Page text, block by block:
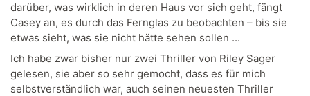
darüber, was wirklich in deren Haus vor sich geht, fängt
Casey an, es durch das Fernglas zu beobachten – bis sie
etwas sieht, was sie nicht hätte sehen sollen ...
Ich habe zwar bisher nur zwei Thriller von Riley Sager
gelesen, sie aber so sehr gemocht, dass es für mich
selbstverständlich war, auch seinen neuesten Thriller